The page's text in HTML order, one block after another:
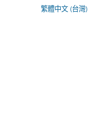
繁體中文 (台灣)